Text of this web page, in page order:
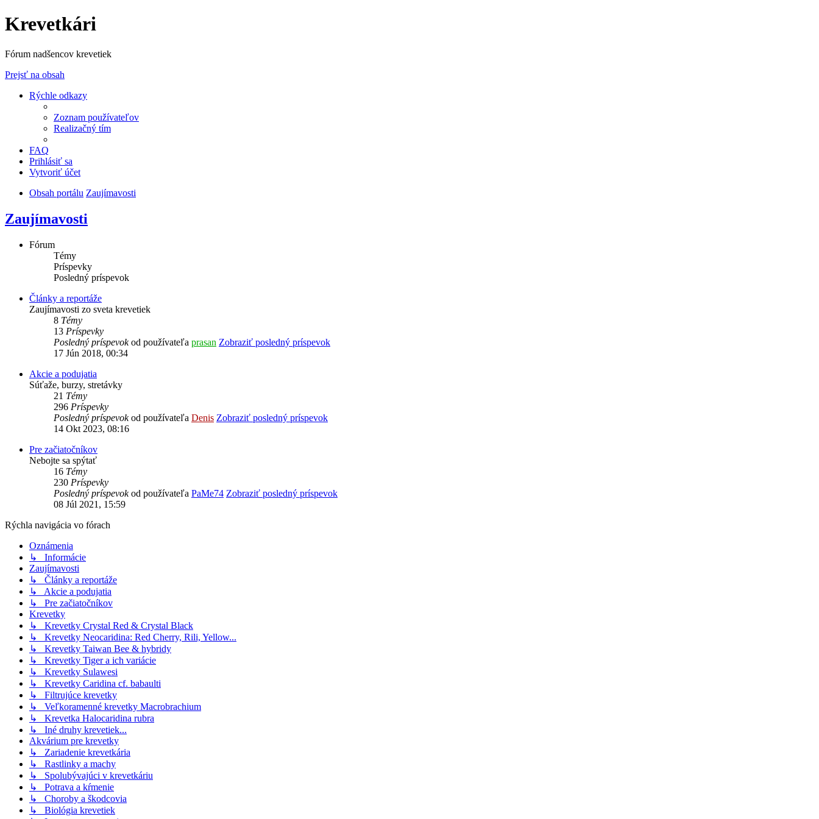
Krevetkári
Fórum nadšencov krevetiek
Prejsť na obsah
Rýchle odkazy
Zoznam používateľov
Realizačný tím
FAQ
Prihlásiť sa
Vytvoriť účet
Obsah portálu Zaujímavosti
Zaujímavosti
Fórum
Témy
Príspevky
Posledný príspevok
Články a reportáže
Zaujímavosti zo sveta krevetiek
8 Témy
13 Príspevky
Posledný príspevokod používateľa prasan Zobraziť posledný príspevok
17 Jún 2018, 00:34
Akcie a podujatia
Súťaže, burzy, stretávky
21 Témy
296 Príspevky
Posledný príspevokod používateľa Denis Zobraziť posledný príspevok
14 Okt 2023, 08:16
Pre začiatočníkov
Nebojte sa spýtať
16 Témy
230 Príspevky
Posledný príspevokod používateľa PaMe74 Zobraziť posledný príspevok
08 Júl 2021, 15:59
Rýchla navigácia vo fórach
Oznámenia
↳ Informácie
Zaujímavosti
↳ Články a reportáže
↳ Akcie a podujatia
↳ Pre začiatočníkov
Krevetky
↳ Krevetky Crystal Red & Crystal Black
↳ Krevetky Neocaridina: Red Cherry, Rili, Yellow...
↳ Krevetky Taiwan Bee & hybridy
↳ Krevetky Tiger a ich variácie
↳ Krevetky Sulawesi
↳ Krevetky Caridina cf. babaulti
↳ Filtrujúce krevetky
↳ Veľkoramenné krevetky Macrobrachium
↳ Krevetka Halocaridina rubra
↳ Iné druhy krevetiek...
Akvárium pre krevetky
↳ Zariadenie krevetkária
↳ Rastlinky a machy
↳ Spolubývajúci v krevetkáriu
↳ Potrava a kŕmenie
↳ Choroby a škodcovia
↳ Biológia krevetiek